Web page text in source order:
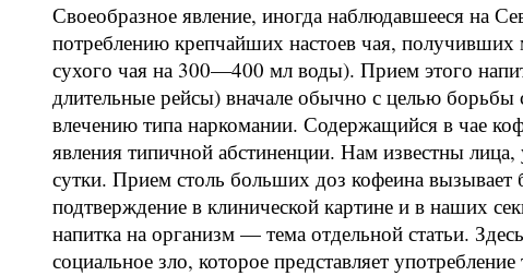
Своеобразное явление, иногда наблюдавшееся на
потреблению крепчайших настоев чая,
сухого чая на 300—400 мл воды). Прием этого
длительные рейсы) вначале обычно с целью
влечению типа наркомании. Содержащийся в чае
явления типичной абстиненции. Нам известны
сутки. Прием столь больших доз кофеина вызывает
подтверждение в клинической картине и в наших
напитка на организм — тема отдельной статьи.
социальное зло, которое представляет